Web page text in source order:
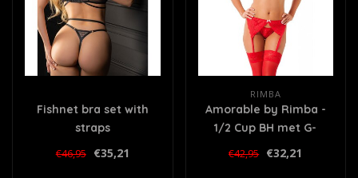
Fishnet bra set with
straps
€46,95 €35,21
RIMBA
Amorable by Rimba -
1/2 Cup BH met G-
string, Jarretels en
€42,95 €32,21